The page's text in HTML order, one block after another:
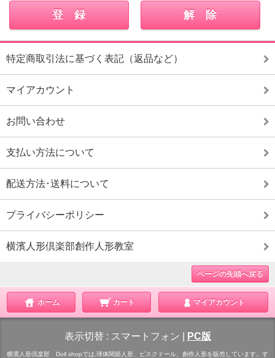
特定商取引法に基づく表記（返品など）
マイアカウント
お問い合わせ
支払い方法について
配送方法･送料について
プライバシーポリシー
横濱人形倶楽部創作人形教室
ページの先頭へ戻る
ホーム カート マイアカウント
表示切替 : スマートフォン PC版
横濱人形倶楽部 Doll shopでは,球体関節人形、ビスクドール、創作人形を販売しています。す